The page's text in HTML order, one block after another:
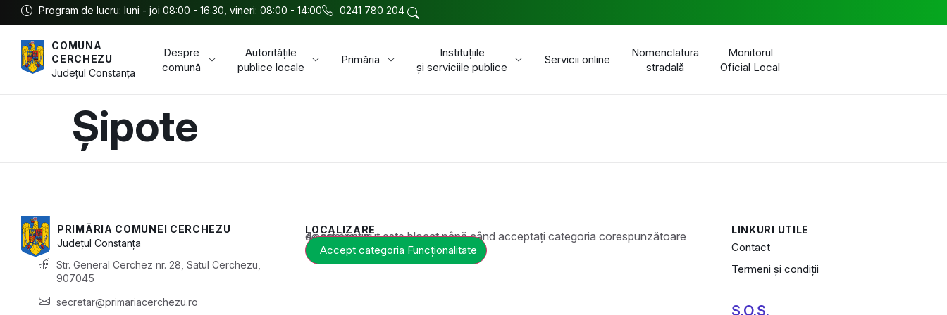
Program de lucru: luni - joi 08:00 - 16:30, vineri: 08:00 - 14:00 0241 780 204
COMUNA
CERCHEZU
JudețulConstanța
Despre
comună
Autoritățile
publice locale
Primăria
Instituțiile
și serviciile publice
Servicii online
Nomenclatura
stradală
Monitorul
Oficial Local
Șipote
PRIMĂRIA COMUNEI CERCHEZU
JudețulConstanța
Str. General Cerchez nr. 28, Satul Cerchezu,
907045
secretar@primariacerchezu.ro
LOCALIZARE
Acest conținut este blocat până când acceptați categoria corespunzătoare de cookie-uri.
Accept categoria Funcționalitate
LINKURI UTILE
Contact
Termeni și condiții
S.O.S.